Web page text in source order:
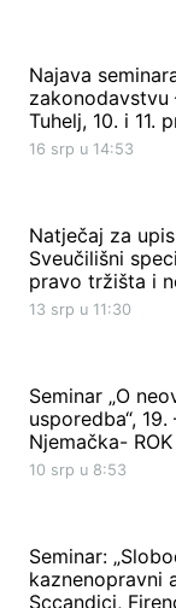
Najava
zakonodavstvu
Tuhelj, 10. i 11.
16 srp u 14:53
Natječaj za
Sveučilišni
pravo tržišta i
13 srp u 11:30
Seminar „O
usporedba“,
Njemačka-
10 srp u 8:53
Seminar:
kaznenopravni
Sccandici,